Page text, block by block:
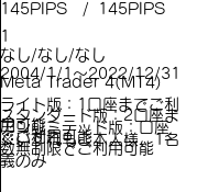
1
145PIPS / 145PIPS
なし/なし/なし
2004/1/1～2022/12/31
Meta Trader 4(MT4)
ライト版：1口座までご利
用可能
スタンダード版：2口座ま
でご利用可能
アンリミテッド版：口座
数無制限でご利用可能
※いずれもご本人様、1名
義のみ